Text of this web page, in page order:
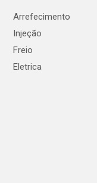
Arrefecimento
Injeção
Freio
Eletrica